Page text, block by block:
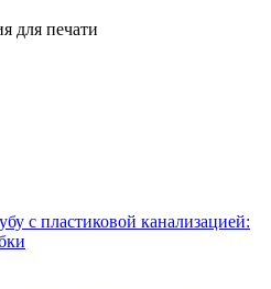
для печати
с пластиковой канализацией: